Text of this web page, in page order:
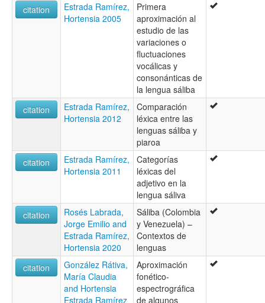
citation
Estrada Ramírez,
Hortensia 2005
Primera
aproximación al
estudio de las
variaciones o
fluctuaciones
vocálicas y
consonánticas de
la lengua sáliba
citation
Estrada Ramírez,
Hortensia 2012
Comparación
léxica entre las
lenguas sáliba y
piaroa
citation
Estrada Ramírez,
Hortensia 2011
Categorías
léxicas del
adjetivo en la
lengua sáliva
citation
Rosés Labrada,
Jorge Emilio and
Estrada Ramírez,
Hortensia 2020
Sáliba (Colombia
y Venezuela) –
Contextos de
lenguas
citation
González Rátiva,
María Claudia
and Hortensia
Estrada Ramírez
Aproximación
fonético-
espectrográfica
de algunos